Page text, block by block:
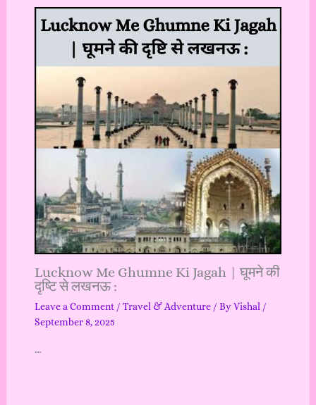
Lucknow Me Ghumne Ki Jagah | घूमने की
दृष्टि से लखनऊ :
Leave a Comment / Travel & Adventure/ ByVishal /
September 8, 2025
…